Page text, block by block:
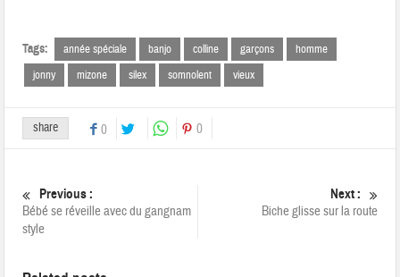
Tags: année spéciale banjo colline garçons
homme
jonny
mizone silex somnolent vieux
share 0 0
Previous :
Bébé se réveille avec du gangnam
style
Next :
Biche glisse sur la route